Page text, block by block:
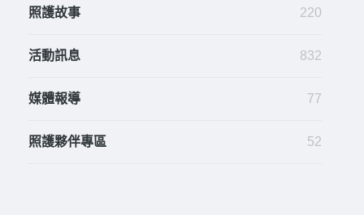
照護故事 220
活動訊息 832
媒體報導 77
照護夥伴專區 52